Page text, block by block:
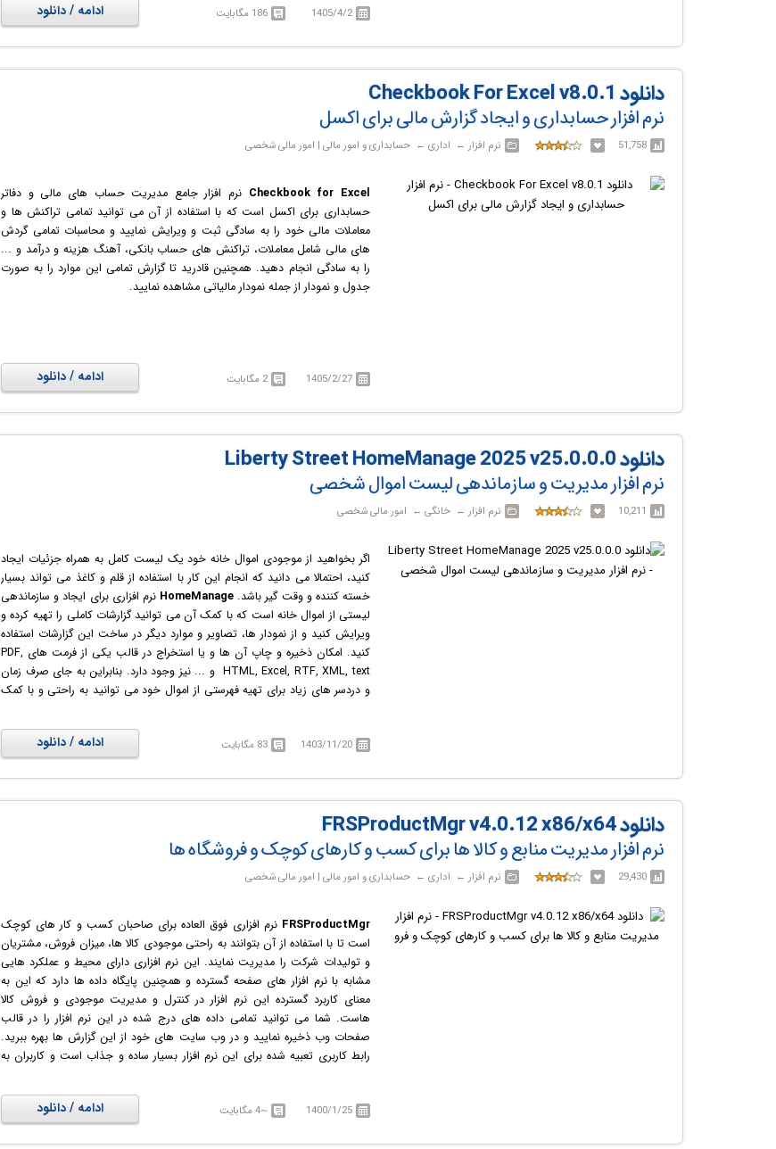
1405/4/2 186 مگابایت ادامه / دانلود
دانلود Checkbook For Excel v8.0.1
نرم افزار حسابداری و ایجاد گزارش مالی برای اکسل
51,758 نرم افزار‎ ← ‏ اداری‎ ← ‏ حسابداری و امور مالی | امور مالی شخصی
Checkbook for Excel نرم افزار جامع مدیریت حساب های مالی و دفاتر
حسابداری برای اکسل است که با استفاده از آن می توانید تمامی تراکنش ها و
معاملات مالی خود را به سادگی ثبت و ویرایش نمایید و محاسبات تمامی گردش
های مالی شامل معاملات، تراکنش های حساب بانکی، آهنگ هزینه و درآمد و ...
را به سادگی انجام دهید. همچنین قادرید تا گزارش تمامی این موارد را به صورت
جدول و نمودار از جمله نمودار مالیاتی مشاهده نمایید.
1405/2/27 2 مگابایت ادامه / دانلود
دانلود Liberty Street HomeManage 2025 v25.0.0.0
نرم افزار مدیریت و سازماندهی لیست اموال شخصی
10,211 نرم افزار‎ ← ‏ خانگی‎ ← ‏ امور مالی شخصی
اگر بخواهید از موجودی اموال خانه خود یک لیست کامل به همراه جزئیات ایجاد
کنید، احتمالا می دانید که انجام این کار با استفاده از قلم و کاغذ می تواند بسیار
خسته کننده و وقت گیر باشد. HomeManage نرم افزاری برای ایجاد و سازماندهی
لیستی از اموال خانه است که با کمک آن می توانید گزارشات کاملی را تهیه کرده و
ویرایش کنید و از نمودار ها، تصاویر و موارد دیگر در ساخت این گزارشات استفاده
کنید. امکان ذخیره و چاپ آن ها و یا استخراج در قالب یکی از فرمت های PDF,
HTML, Excel, RTF, XML, text و ... نیز وجود دارد. بنابراین به جای صرف زمان
و دردسر های زیاد برای تهیه فهرستی از اموال خود می توانید به راحتی و با کمک
1403/11/20 83 مگابایت ادامه / دانلود
دانلود FRSProductMgr v4.0.12 x86/x64
نرم افزار مدیریت منابع و کالا ها برای کسب و کارهای کوچک و فروشگاه ها
29,430 نرم افزار‎ ← ‏ اداری‎ ← ‏ حسابداری و امور مالی | امور مالی شخصی
FRSProductMgr نرم افزاری فوق العاده برای صاحبان کسب و کار های کوچک
است تا با استفاده از آن بتوانند به راحتی موجودی کالا ها، میزان فروش، مشتریان
و تولیدات شرکت را مدیریت نمایند. این نرم افزاری دارای محیط و عملکرد هایی
مشابه با نرم افزار های صفحه گسترده و همچنین پایگاه داده ها دارد که این به
معنای کاربرد گسترده این نرم افزار در کنترل و مدیریت موجودی و فروش کالا
هاست. شما می توانید تمامی داده های درج شده در این نرم افزار را در قالب
صفحات وب ذخیره نمایید و در وب سایت های خود از این گزارش ها بهره ببرید.
رابط کاربری تعبیه شده برای این نرم افزار بسیار ساده و جذاب است و کاربران به
1400/1/25 ~4 مگابایت ادامه / دانلود